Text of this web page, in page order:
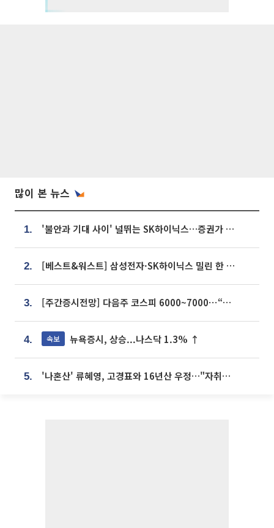
많이 본 뉴스
1. '불안과 기대 사이' 널뛰는 SK하이닉스…증권가 "HBM4·LTA 기반 펀터멘털 견고"
2. [베스트&워스트] 삼성전자·SK하이닉스 밀린 한 주…상상인증권은 85% 급등
3. [주간증시전망] 다음주 코스피 6000~7000⋯“外人 수급은 정책이 변수”
4. 속보 뉴욕증시, 상승...나스닥 1.3% ↑
5. '나혼산' 류혜영, 고경표와 16년산 우정…"자취방서 부모님과 마주쳐"